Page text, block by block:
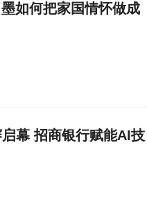
如何把家国情怀做成
幕 招商银行赋能AI技